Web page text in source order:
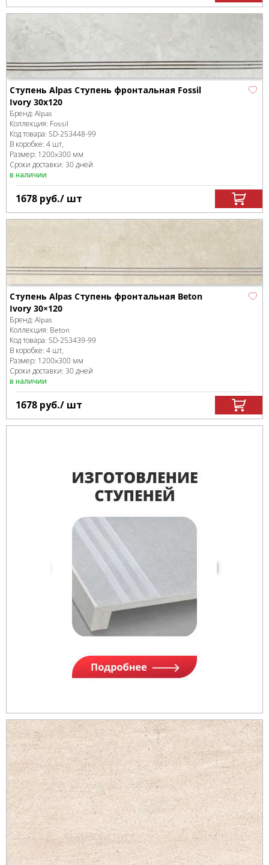
Ступень Alpas Ступень фронтальная Fossil
Ivory 30x120
Бренд: Alpas
Коллекция: Fossil
Код товара: SD-253448-99
В коробке: 4 шт,
Размер: 1200x300 мм
Сроки доставки: 30 дней
в наличии
1678 руб./ шт
Ступень Alpas Ступень фронтальная Beton
Ivory 30×120
Бренд: Alpas
Коллекция: Beton
Код товара: SD-253439-99
В коробке: 4 шт,
Размер: 1200x300 мм
Сроки доставки: 30 дней
в наличии
1678 руб./ шт